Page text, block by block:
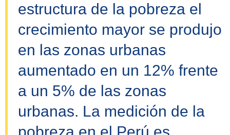
estructura de la pobreza el
crecimiento mayor se produjo
en las zonas urbanas
aumentado en un 12% frente
a un 5% de las zonas
urbanas. La medición de la